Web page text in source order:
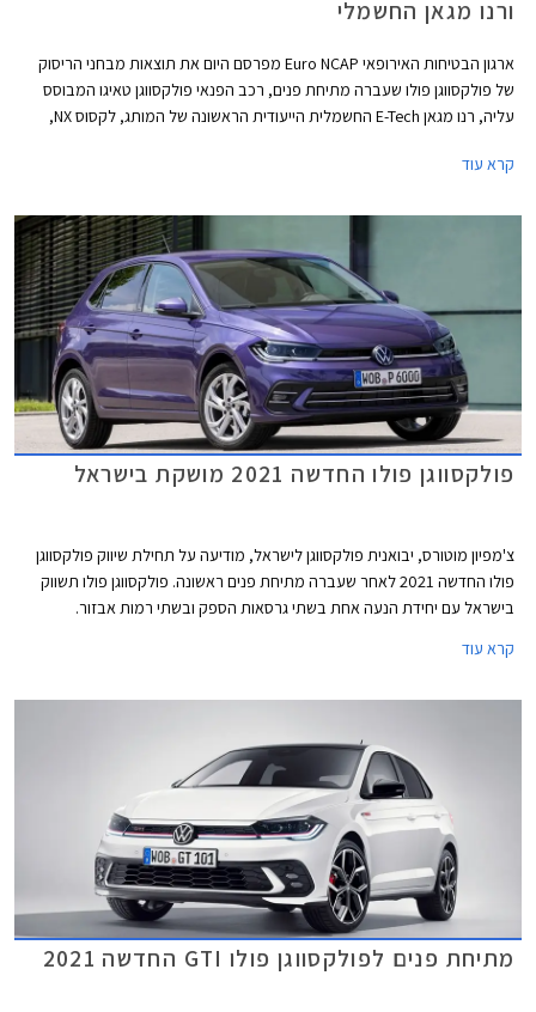
ורנו מגאן החשמלי
ארגון הבטיחות האירופאי Euro NCAP מפרסם היום את תוצאות מבחני הריסוק
של פולקסווגן פולו שעברה מתיחת פנים, רכב הפנאי פולקסווגן טאיגו המבוסס
עליה, רנו מגאן E-Tech החשמלית הייעודית הראשונה של המותג, לקסוס NX,
קרא עוד
פולקסווגן פולו החדשה 2021 מושקת בישראל
צ'מפיון מוטורס, יבואנית פולקסווגן לישראל, מודיעה על תחילת שיווק פולקסווגן
פולו החדשה 2021 לאחר שעברה מתיחת פנים ראשונה. פולקסווגן פולו תשווק
בישראל עם יחידת הנעה אחת בשתי גרסאות הספק ובשתי רמות אבזור.
קרא עוד
מתיחת פנים לפולקסווגן פולו GTI החדשה 2021